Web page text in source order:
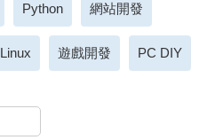
Python 網站開發
Linux 遊戲開發 PC DIY